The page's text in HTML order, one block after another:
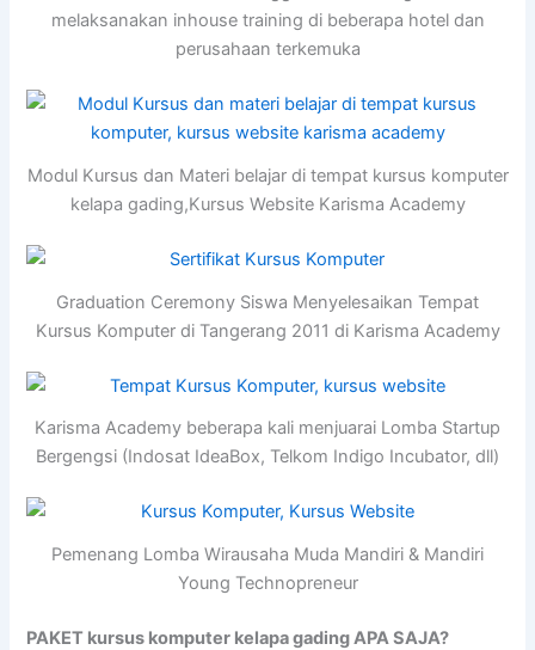
melaksanakan inhouse training di beberapa hotel dan
perusahaan terkemuka
Modul Kursus dan Materi belajar di tempat kursus komputer
kelapa gading,Kursus Website Karisma Academy
Graduation Ceremony Siswa Menyelesaikan Tempat
Kursus Komputer di Tangerang 2011 di Karisma Academy
Karisma Academy beberapa kali menjuarai Lomba Startup
Bergengsi (Indosat IdeaBox, Telkom Indigo Incubator, dll)
Pemenang Lomba Wirausaha Muda Mandiri & Mandiri
Young Technopreneur
PAKET kursus komputer kelapa gading APA SAJA?